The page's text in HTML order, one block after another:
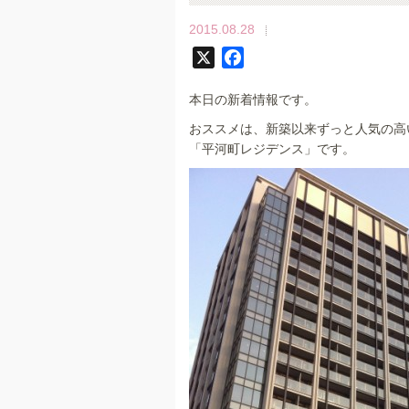
2015.08.28
c
e
b
o
o
k
本日の新着情報です。
おススメは、新築以来ずっと人気の高
「平河町レジデンス」です。